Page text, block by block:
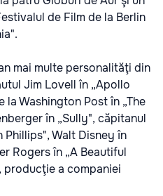
de Film de la Berlin
mai multe personalităţi din
Jim Lovell în „Apollo
la Washington Post în „The
în „Sully", căpitanul
Phillips", Walt Disney în
Rogers în „A Beautiful
a companiei